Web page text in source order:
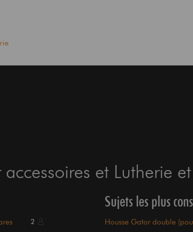
et Lutherie
2
Sujets les plus
Housse Gator double